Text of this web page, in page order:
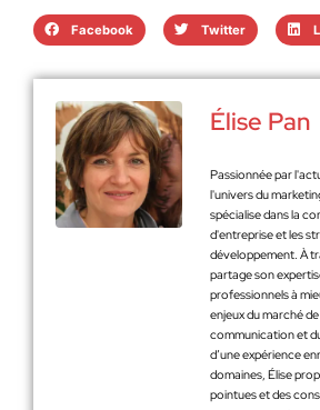
Facebook Twitter
Élise Pan
Passionnée par
l'univers du
spécialise dans la
d'entreprise et les
développement. À
partage son
professionnels à
enjeux du marché
communication et
d’une expérience
domaines, Élise
pointues et des